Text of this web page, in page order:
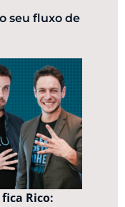
seu fluxo de
Rico: